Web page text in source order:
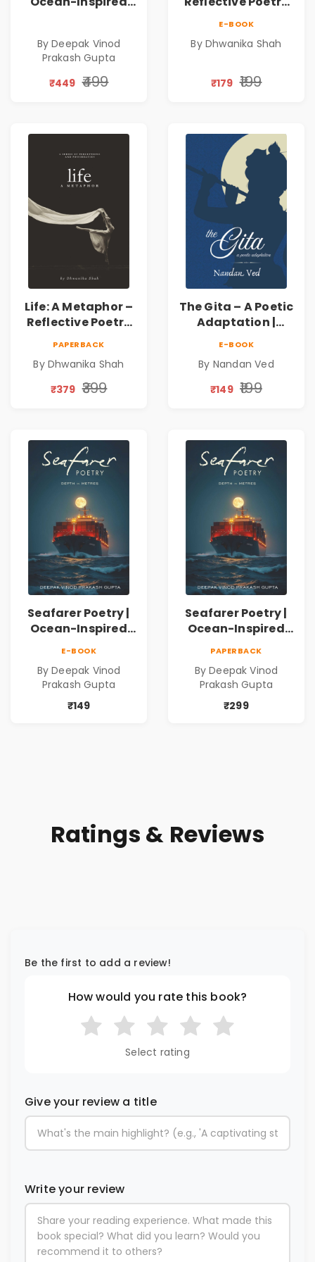
By Deepak Vinod
Prakash Gupta
₹449 ₹499
Silence & Self-
Journey Through
Dhwanika Shah
E-BOOK
By Dhwanika Shah
₹179 ₹199
Life: A Metaphor –
Reflective Poetry
Silence & Self-
Discovery | A
Connection | By
Dhwanika Shah
PAPERBACK
By Dhwanika Shah
₹379 ₹399
The Gita – A Poetic
Adaptation |
Book
E-BOOK
By Nandan Ved
₹149 ₹199
Seafarer Poetry |
Ocean-Inspired
E-BOOK
By Deepak Vinod
Prakash Gupta
₹149
Seafarer Poetry |
Ocean-Inspired
PAPERBACK
By Deepak Vinod
Prakash Gupta
₹299
Ratings & Reviews
Be the first to add a review!
How would you rate this book?
Select rating
Give your review a title
Write your review